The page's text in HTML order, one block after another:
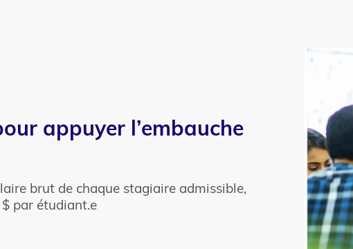
appuyer l’embauche
brut de chaque stagiaire admissible,
par étudiant.e
Colonne